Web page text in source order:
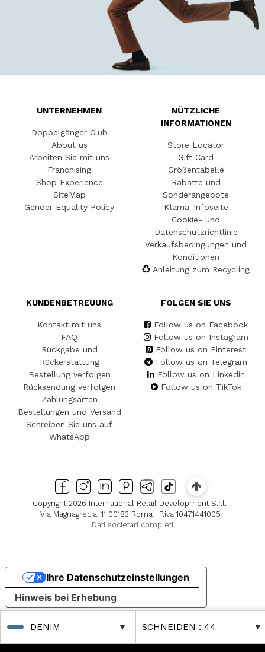
DENIM SCHNEIDEN : 44
UNTERNEHMEN
Doppelgänger Club
About us
Arbeiten Sie mit uns
Franchising
Shop Experience
SiteMap
Gender Equality Policy
NÜTZLICHE
INFORMATIONEN
Store Locator
Gift Card
Größentabelle
Rabatte und
Sonderangebote
Klarna-Infoseite
Cookie- und
Datenschutzrichtlinie
Verkaufsbedingungen und
Konditionen
Anleitung zum Recycling
KUNDENBETREUUNG
Kontakt mit uns
FAQ
Rückgabe und
Rückerstattung
Bestellung verfolgen
Rücksendung verfolgen
Zahlungsarten
Bestellungen und Versand
Schreiben Sie uns auf
WhatsApp
FOLGEN SIE UNS
Follow us on Facebook
Follow us on Instagram
Follow us on Pinterest
Follow us on Telegram
Follow us on Linkedin
Follow us on TikTok
Copyright 2026 International Retail Development S.r.l. -
Via Magnagrecia, 11 00183 Roma | P.iva 10471441005 |
Dati societari completi
Hinweis bei Erhebung
Ihre Datenschutzeinstellungen